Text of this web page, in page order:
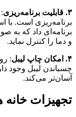
۳. قابلیت برنامه‌ریزی
برنامه‌ریزی است. با
برنامه‌ای داد که به
و دما را کنترل نماید.
۴. امکان چاپ لیبل
:
چسباندن لیبل وجود
آسان‌تر می‌کند.
تجهیزات خانه